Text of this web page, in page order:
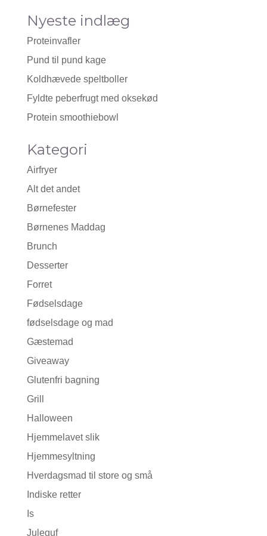
Nyeste indlæg
Proteinvafler
Pund til pund kage
Koldhævede speltboller
Fyldte peberfrugt med oksekød
Protein smoothiebowl
Kategori
Airfryer
Alt det andet
Børnefester
Børnenes Maddag
Brunch
Desserter
Forret
Fødselsdage
fødselsdage og mad
Gæstemad
Giveaway
Glutenfri bagning
Grill
Halloween
Hjemmelavet slik
Hjemmesyltning
Hverdagsmad til store og små
Indiske retter
Is
Juleguf